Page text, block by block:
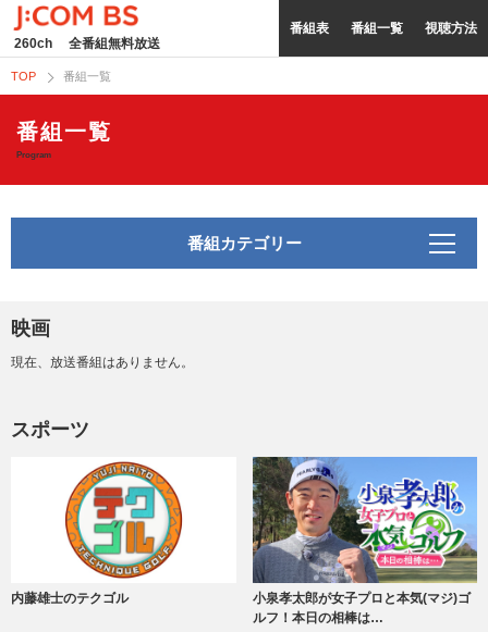
260ch 全番組無料放送
番組表 番組一覧 視聴方法
TOP 番組一覧
番組一覧
Program
番組カテゴリー
映画
現在、放送番組はありません。
スポーツ
内藤雄士のテクゴル
小泉孝太郎が女子プロと本気(マジ)ゴ
ルフ！本日の相棒は…